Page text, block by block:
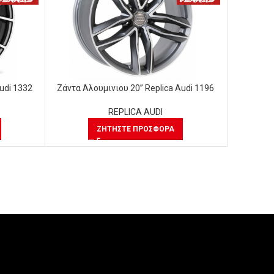
1332 Ζάντα Αλουμινιου 20” Replica Audi 1196
REPLICA AUDI
ΖΗΤΉΣΤΕ ΠΡΟΣΦΟΡΆ